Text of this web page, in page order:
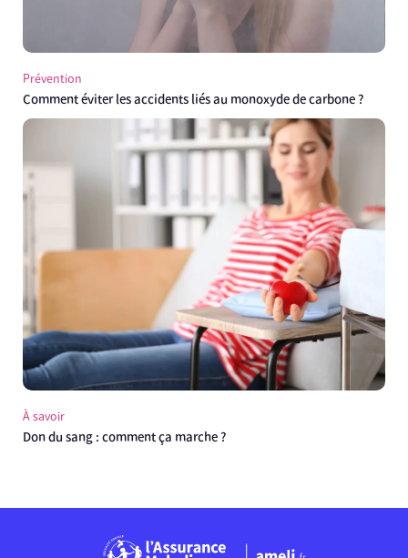
Prévention
Comment éviter les accidents liés au monoxyde de carbone ?
À savoir
Don du sang : comment ça marche ?